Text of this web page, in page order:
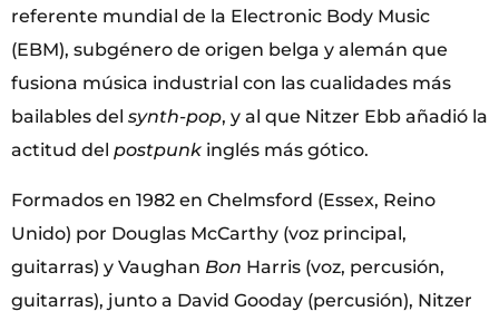
referente mundial de la Electronic Body Music
(EBM), subgénero de origen belga y alemán que
fusiona música industrial con las cualidades más
bailables del synth-pop, y al que Nitzer Ebb añadió la
actitud del postpunk inglés más gótico.
Formados en 1982 en Chelmsford (Essex, Reino
Unido) por Douglas McCarthy (voz principal,
guitarras) y Vaughan Bon Harris (voz, percusión,
guitarras), junto a David Gooday (percusión), Nitzer